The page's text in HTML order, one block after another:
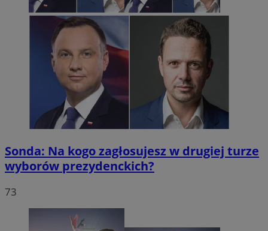
Sonda: Na kogo zagłosujesz w drugiej turze
wyborów prezydenckich?
73